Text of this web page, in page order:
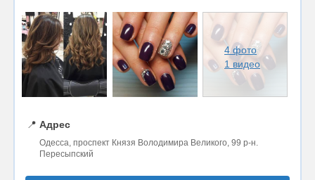
4 фото
1 видео
📍 Адрес
Одесса, проспект Князя Володимира Великого, 99 р-н.
Пересыпский